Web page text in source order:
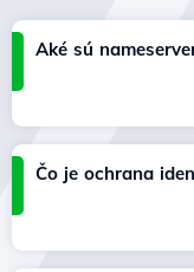
Aké sú
Čo je ochrana